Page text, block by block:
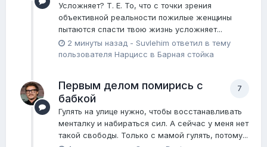
Усложняет? Т. Е. То, что с точки зрения
объективной реальности пожилые женщины
пытаются спасти твою жизнь усложняет...
2 минуты назад - Suvlehim ответил в тему
пользователя Нарцисс в Барная стойка
7
Первым делом помирись с
бабкой
Гулять на улице нужно, чтобы восстанавливать
менталку и набираться сил. А сейчас у меня нет
такой свободы. Только с мамой гулять, потому...